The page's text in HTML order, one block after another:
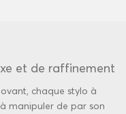
et de raffinement
chaque stylo à
manipuler de par son